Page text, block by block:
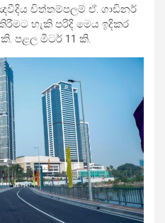
චිත්තම්පලම් ඒ. ගාඩිනර්
හැකි පරිදි මෙය ඉදිකර
පළල මීටර් 11 කි.